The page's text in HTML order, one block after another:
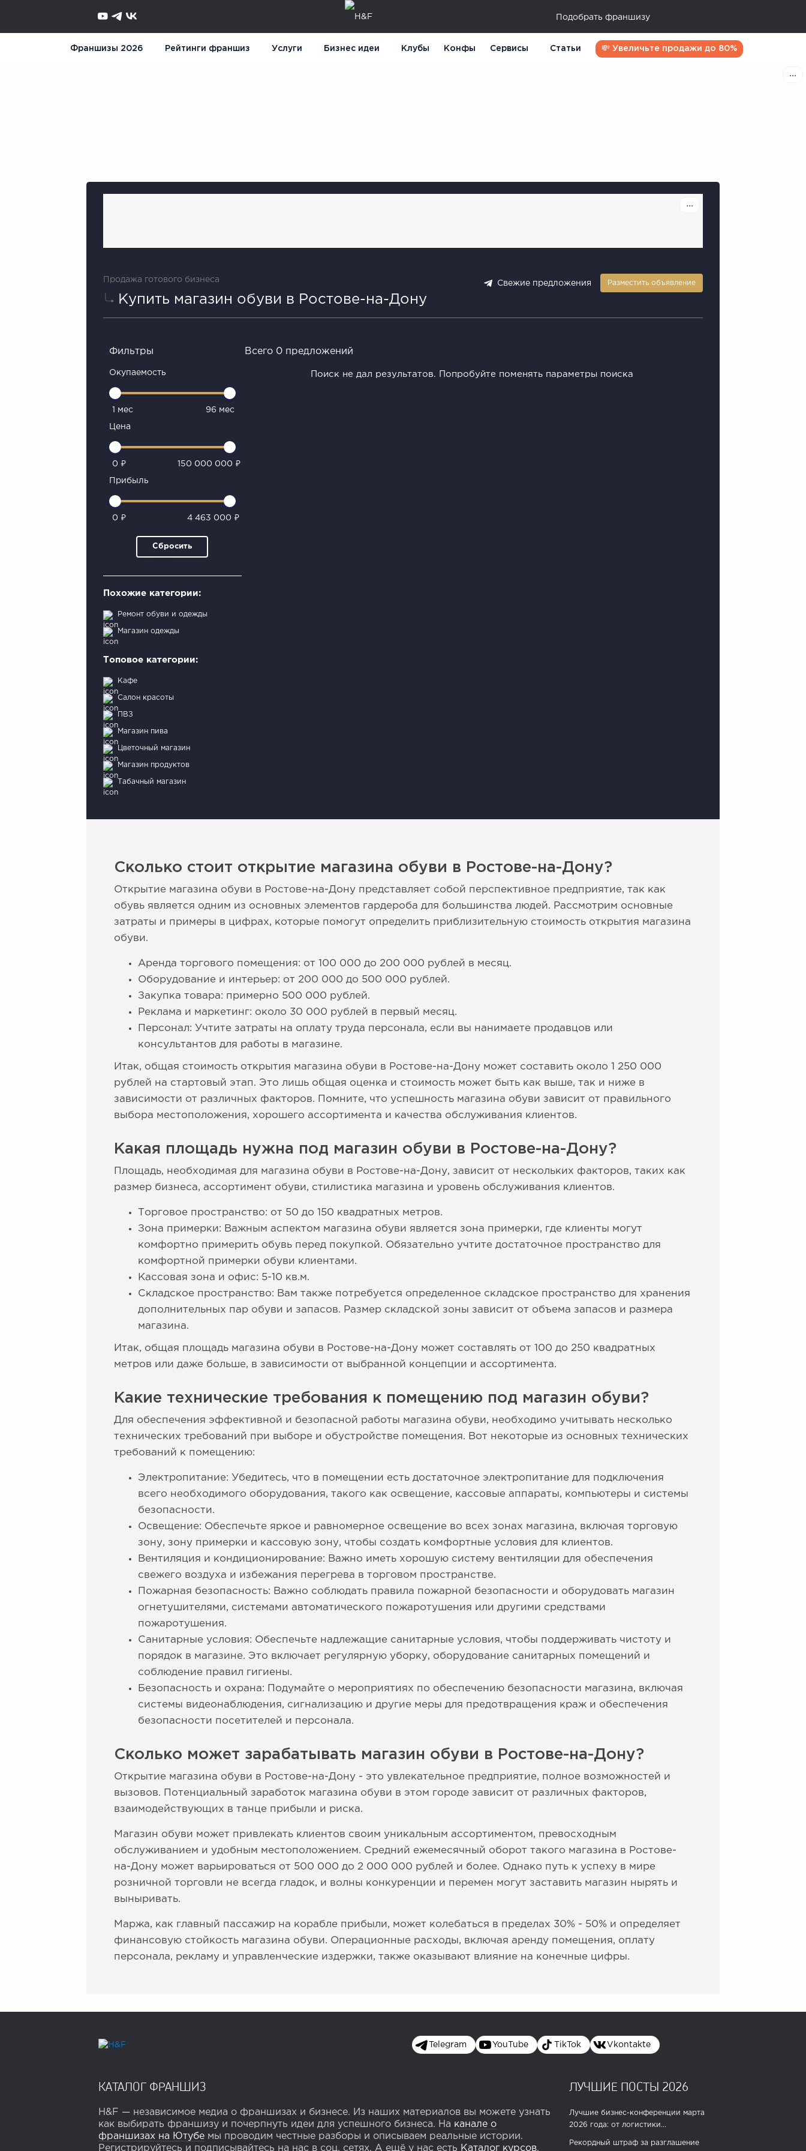
Подобрать франшизу
Франшизы 2026 Рейтинги франшиз Услуги Бизнес идеи Клубы Конфы Сервисы Статьи 💸 Увеличьте продажи до 80%
Продажа готового бизнеса
Купить магазин обуви в Ростове-на-Дону
Свежие предложения Разместить объявление
Фильтры
Окупаемость
1 мес 96 мес
Цена
0 ₽ 150 000 000 ₽
Прибыль
0 ₽ 4 463 000 ₽
Сбросить
Похожие категории:
Ремонт обуви и одежды
Магазин одежды
Топовое категории:
Кафе
Салон красоты
ПВЗ
Магазин пива
Цветочный магазин
Магазин продуктов
Табачный магазин
Всего 0 предложений
Поиск не дал результатов. Попробуйте поменять параметры поиска
Сколько стоит открытие магазина обуви в Ростове-на-Дону?
Открытие магазина обуви в Ростове-на-Дону представляет собой перспективное предприятие, так как
обувь является одним из основных элементов гардероба для большинства людей. Рассмотрим основные
затраты и примеры в цифрах, которые помогут определить приблизительную стоимость открытия магазина
обуви.
Аренда торгового помещения: от 100 000 до 200 000 рублей в месяц.
Оборудование и интерьер: от 200 000 до 500 000 рублей.
Закупка товара: примерно 500 000 рублей.
Реклама и маркетинг: около 30 000 рублей в первый месяц.
Персонал: Учтите затраты на оплату труда персонала, если вы нанимаете продавцов или
консультантов для работы в магазине.
Итак, общая стоимость открытия магазина обуви в Ростове-на-Дону может составить около 1 250 000
рублей на стартовый этап. Это лишь общая оценка и стоимость может быть как выше, так и ниже в
зависимости от различных факторов. Помните, что успешность магазина обуви зависит от правильного
выбора местоположения, хорошего ассортимента и качества обслуживания клиентов.
Какая площадь нужна под магазин обуви в Ростове-на-Дону?
Площадь, необходимая для магазина обуви в Ростове-на-Дону, зависит от нескольких факторов, таких как
размер бизнеса, ассортимент обуви, стилистика магазина и уровень обслуживания клиентов.
Торговое пространство: от 50 до 150 квадратных метров.
Зона примерки: Важным аспектом магазина обуви является зона примерки, где клиенты могут
комфортно примерить обувь перед покупкой. Обязательно учтите достаточное пространство для
комфортной примерки обуви клиентами.
Кассовая зона и офис: 5-10 кв.м.
Складское пространство: Вам также потребуется определенное складское пространство для хранения
дополнительных пар обуви и запасов. Размер складской зоны зависит от объема запасов и размера
магазина.
Итак, общая площадь магазина обуви в Ростове-на-Дону может составлять от 100 до 250 квадратных
метров или даже больше, в зависимости от выбранной концепции и ассортимента.
Какие технические требования к помещению под магазин обуви?
Для обеспечения эффективной и безопасной работы магазина обуви, необходимо учитывать несколько
технических требований при выборе и обустройстве помещения. Вот некоторые из основных технических
требований к помещению:
Электропитание: Убедитесь, что в помещении есть достаточное электропитание для подключения
всего необходимого оборудования, такого как освещение, кассовые аппараты, компьютеры и системы
безопасности.
Освещение: Обеспечьте яркое и равномерное освещение во всех зонах магазина, включая торговую
зону, зону примерки и кассовую зону, чтобы создать комфортные условия для клиентов.
Вентиляция и кондиционирование: Важно иметь хорошую систему вентиляции для обеспечения
свежего воздуха и избежания перегрева в торговом пространстве.
Пожарная безопасность: Важно соблюдать правила пожарной безопасности и оборудовать магазин
огнетушителями, системами автоматического пожаротушения или другими средствами
пожаротушения.
Санитарные условия: Обеспечьте надлежащие санитарные условия, чтобы поддерживать чистоту и
порядок в магазине. Это включает регулярную уборку, оборудование санитарных помещений и
соблюдение правил гигиены.
Безопасность и охрана: Подумайте о мероприятиях по обеспечению безопасности магазина, включая
системы видеонаблюдения, сигнализацию и другие меры для предотвращения краж и обеспечения
безопасности посетителей и персонала.
Сколько может зарабатывать магазин обуви в Ростове-на-Дону?
Открытие магазина обуви в Ростове-на-Дону - это увлекательное предприятие, полное возможностей и
вызовов. Потенциальный заработок магазина обуви в этом городе зависит от различных факторов,
взаимодействующих в танце прибыли и риска.
Магазин обуви может привлекать клиентов своим уникальным ассортиментом, превосходным
обслуживанием и удобным местоположением. Средний ежемесячный оборот такого магазина в Ростове-
на-Дону может варьироваться от 500 000 до 2 000 000 рублей и более. Однако путь к успеху в мире
розничной торговли не всегда гладок, и волны конкуренции и перемен могут заставить магазин нырять и
выныривать.
Маржа, как главный пассажир на корабле прибыли, может колебаться в пределах 30% - 50% и определяет
финансовую стойкость магазина обуви. Операционные расходы, включая аренду помещения, оплату
персонала, рекламу и управленческие издержки, также оказывают влияние на конечные цифры.
Telegram YouTube TikTok Vkontakte
КАТАЛОГ ФРАНШИЗ
H&F — независимое медиа о франшизах и бизнесе. Из наших материалов вы можете узнать
как выбирать франшизу и почерпнуть идеи для успешного бизнеса. На канале о
франшизах на Ютубе мы проводим честные разборы и описываем реальные истории.
Регистрируйтесь и подписывайтесь на нас в соц. сетях. А ещё у нас есть Каталог курсов.
ЛУЧШИЕ ПОСТЫ 2026
Лучшие бизнес-конференции марта
2026 года: от логистики...
Рекордный штраф за разглашение